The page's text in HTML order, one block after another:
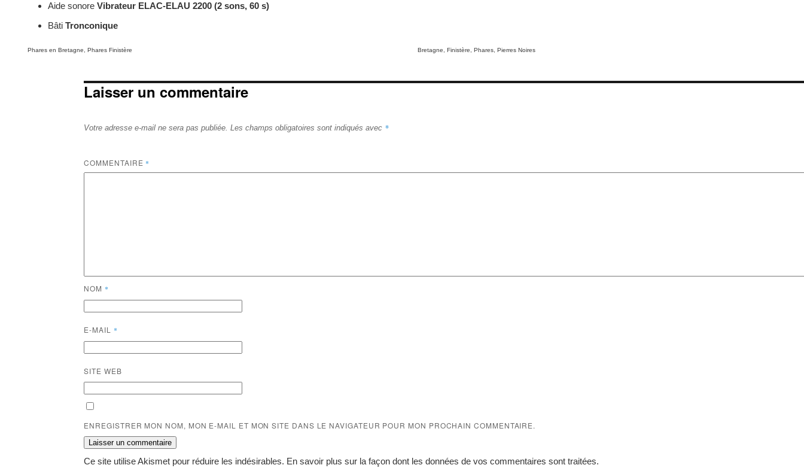
Aide sonore Vibrateur ELAC-ELAU 2200 (2 sons, 60 s)
Bâti Tronconique
Categories
Phares en Bretagne ,Phares Finistère Tags
Bretagne ,Finistère ,Phares ,Pierres Noires
Laisser un commentaire
Votre adresse e-mail ne sera pas publiée. Les champs obligatoires sont indiqués avec *
COMMENTAIRE *
NOM *
E-MAIL *
SITE WEB
ENREGISTRER MON NOM, MON E-MAIL ET MON SITE DANS LE NAVIGATEUR POUR MON PROCHAIN COMMENTAIRE.
Ce site utilise Akismet pour réduire les indésirables. En savoir plus sur la façon dont les données de vos commentaires sont traitées.